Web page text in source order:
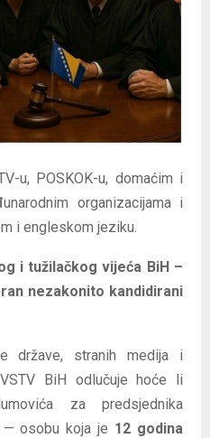
u, POSKOK-u, domaćim i
organizacijama i
i engleskom jeziku.
i tužilačkog vijeća BiH –
nezakonito kandidirani
države, stranih medija i
BiH odlučuje hoće li
za predsjednika
— osobu koja je 12 godina